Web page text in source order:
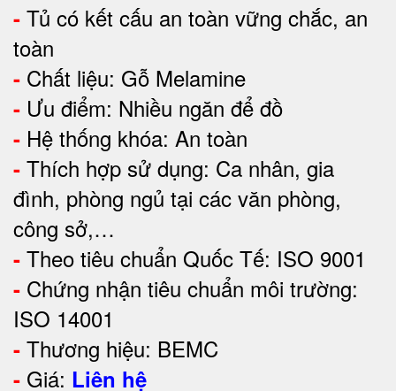
- Tủ có kết cấu an toàn vững chắc, an
toàn
- Chất liệu: Gỗ Melamine
- Ưu điểm: Nhiều ngăn để đồ
- Hệ thống khóa: An toàn
- Thích hợp sử dụng: Ca nhân, gia
đình, phòng ngủ tại các văn phòng,
công sở,…
- Theo tiêu chuẩn Quốc Tế: ISO 9001
- Chứng nhận tiêu chuẩn môi trường:
ISO 14001
- Thương hiệu: BEMC
- Giá: Liên hệ